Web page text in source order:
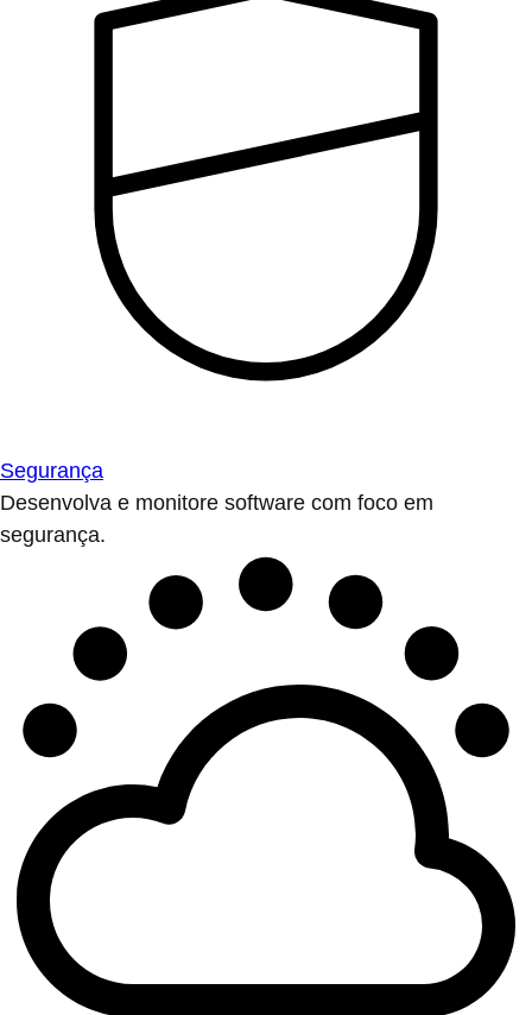
Segurança
Desenvolva e monitore software com foco em
segurança.